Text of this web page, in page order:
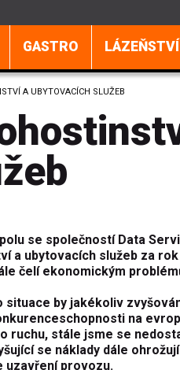
GASTRO LÁZEŇSTVÍ
A UBYTOVACÍCH SLUŽEB
se společností Data
a ubytovacích služeb za
čelí ekonomickým
by jakékoliv
na
ruchu, stále jsme se
se náklady dále
uzavření provozu.